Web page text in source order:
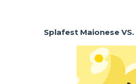
Splafest Maionese